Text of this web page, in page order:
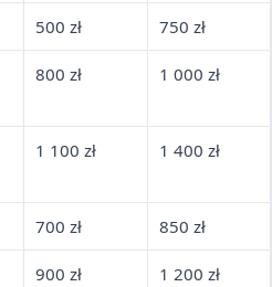
500 zł 750 zł
800 zł 1 000 zł
1 100 zł 1 400 zł
700 zł 850 zł
900 zł 1 200 zł